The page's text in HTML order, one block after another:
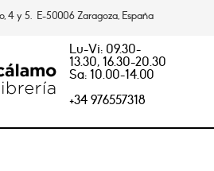
4 y 5. E-50006 Zaragoza, España
Lu-Vi: 09.30-
13.30, 16.30-20.30
Sa: 10.00-14.00
+34 976557318